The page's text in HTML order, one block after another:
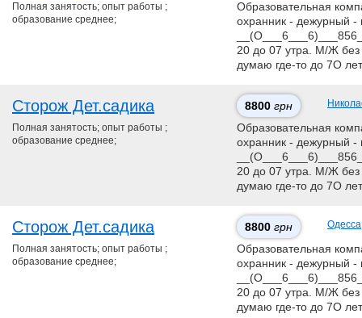
Полная занятость; опыт работы ;
образование среднее;
Образовательная
охранник - дежурный -
20 до 07 утра. М/Ж без
думаю где-то до 7О
Сторож Дет.садика 8800 грн
Полная занятость; опыт работы ;
образование среднее;
Образовательная
охранник - дежурный -
20 до 07 утра. М/Ж без
думаю где-то до 7О
Сторож Дет.садика 8800 грн Одесса
Полная занятость; опыт работы ;
образование среднее;
Образовательная
охранник - дежурный -
20 до 07 утра. М/Ж без
думаю где-то до 7О